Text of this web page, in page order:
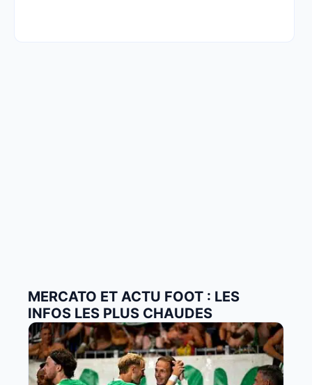
MERCATO ET ACTU FOOT : LES
INFOS LES PLUS CHAUDES